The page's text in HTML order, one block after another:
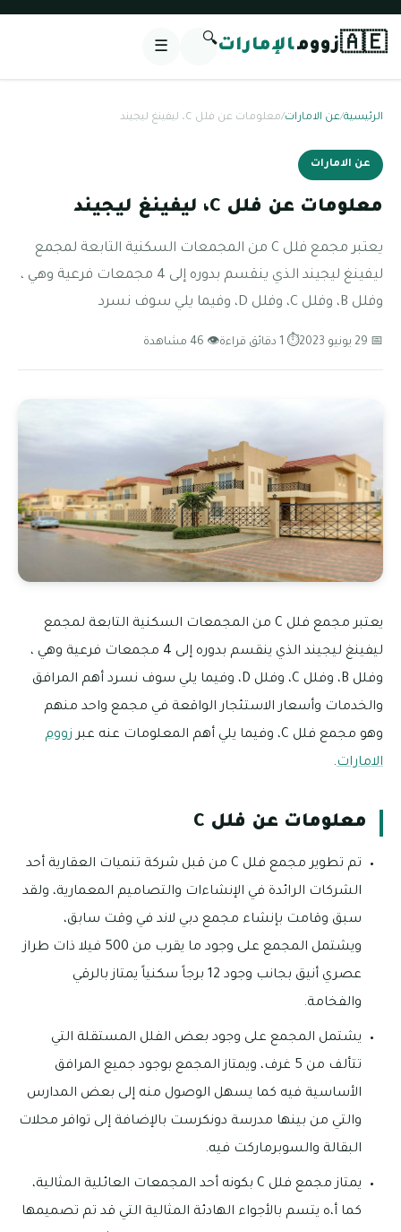
🇦🇪زوومالإمارات🔍
☰
الرئيسية/عن الامارات/معلومات عن فلل C، ليفينغ ليجيند
عن الامارات
معلومات عن فلل C، ليفينغ ليجيند
يعتبر مجمع فلل C من المجمعات السكنية التابعة لمجمع
ليفينغ ليجيند الذي ينقسم بدوره إلى 4 مجمعات فرعية وهي ،
وفلل B، وفلل C، وفلل D، وفيما يلي سوف نسرد
📅 29 يونيو 2023 ⏱ 1 دقائق قراءة 👁 46 مشاهدة
يعتبر مجمع فلل C من المجمعات السكنية التابعة لمجمع
ليفينغ ليجيند الذي ينقسم بدوره إلى 4 مجمعات فرعية وهي ،
وفلل B، وفلل C، وفلل D، وفيما يلي سوف نسرد أهم المرافق
والخدمات وأسعار الاستئجار الواقعة في مجمع واحد منهم
وهو مجمع فلل C، وفيما يلي أهم المعلومات عنه عبر
زووم
الامارات.
معلومات عن فلل C
تم تطوير مجمع فلل C من قبل شركة تنميات العقارية أحد
الشركات الرائدة في الإنشاءات والتصاميم المعمارية، ولقد
سبق وقامت بإنشاء مجمع دبي لاند في وقت سابق،
ويشتمل المجمع على وجود ما يقرب من 500 فيلا ذات طراز
عصري أنيق بجانب وجود 12 برجاً سكنياً يمتاز بالرقي
والفخامة.
يشتمل المجمع على وجود بعض الفلل المستقلة التي
تتألف من 5 غرف، ويمتاز المجمع بوجود جميع المرافق
الأساسية فيه كما يسهل الوصول منه إلى بعض المدارس
والتي من بينها مدرسة دونكرست بالإضافة إلى توافر محلات
البقالة والسوبرماركت فيه.
يمتاز مجمع فلل C بكونه أحد المجمعات العائلية المثالية،
كما أ،ه يتسم بالأجواء الهادئة المثالية التي قد تم تصميمها